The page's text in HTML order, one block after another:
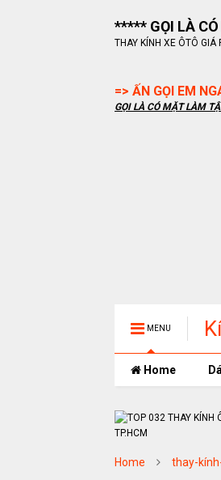
***** GỌI LÀ
THAY KÍNH XE ÔTÔ
=> ẤN GỌI EM
GỌI LÀ CÓ MẶT LÀM
MENU
Home
Home thay-